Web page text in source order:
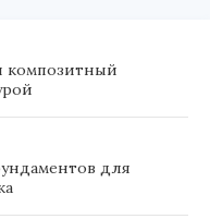
композитный
для